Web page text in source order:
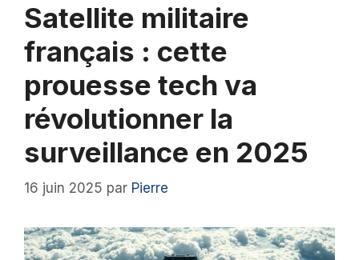
Satellite militaire
français : cette
prouesse tech va
révolutionner la
surveillance en 2025
16 juin 2025 par Pierre